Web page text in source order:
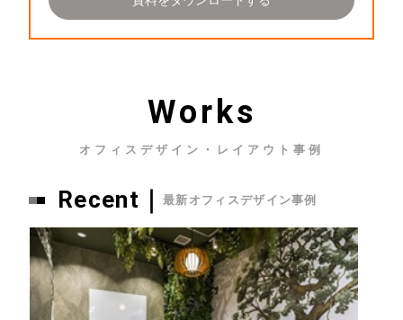
Works
オフィスデザイン・レイアウト事例
Recent｜最新オフィスデザイン事例